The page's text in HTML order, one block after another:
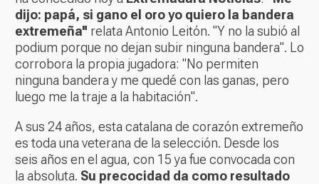
dijo: papá, si gano el oro yo quiero la bandera
extremeña" relata Antonio Leitón. "Y no la subió al
podium porque no dejan subir ninguna bandera". Lo
corrobora la propia jugadora: "No permiten
ninguna bandera y me quedé con las ganas, pero
luego me la traje a la habitación".
A sus 24 años, esta catalana de corazón extremeño
es toda una veterana de la selección. Desde los
seis años en el agua, con 15 ya fue convocada con
la absoluta. Su precocidad da como resultado